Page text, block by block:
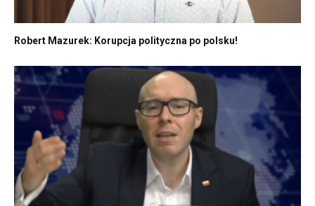
Robert Mazurek: Korupcja polityczna po polsku!